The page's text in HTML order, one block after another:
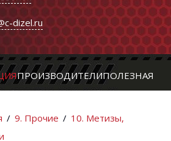
dizel.ru
ПРОИЗВОДИТЕЛИПОЛЕЗНАЯ
/ 9. Прочие / 10. Метизы,